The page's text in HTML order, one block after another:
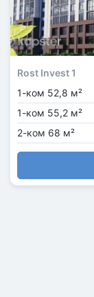
Rost Invest 1
1-ком 52,8 м²
1-ком 55,2 м²
2-ком 68 м²